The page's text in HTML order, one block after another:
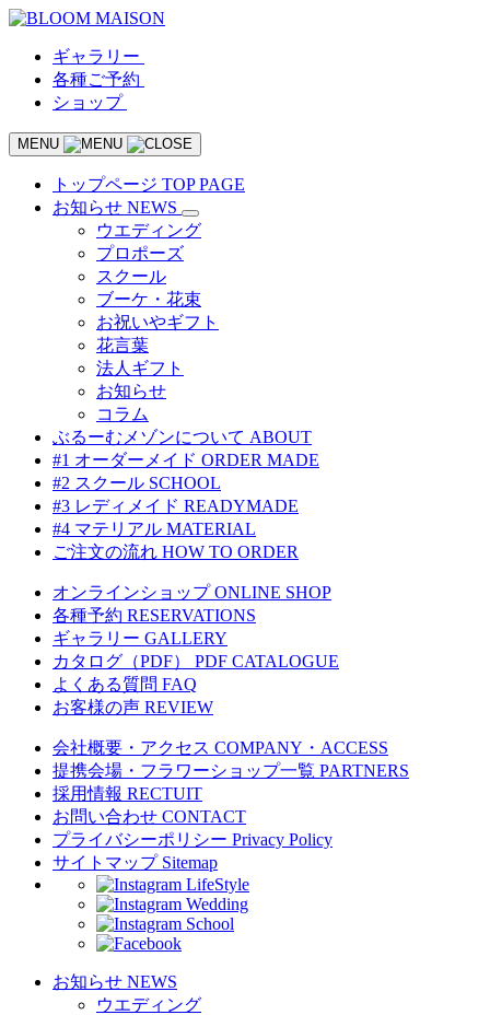
ギャラリー
各種ご予約
ショップ
MENU
トップページ TOP PAGE
お知らせ NEWS
ウエディング
プロポーズ
スクール
ブーケ・花束
お祝いやギフト
花言葉
法人ギフト
お知らせ
コラム
ぶるーむメゾンについて ABOUT
#1 オーダーメイド ORDER MADE
#2 スクール SCHOOL
#3 レディメイド READYMADE
#4 マテリアル MATERIAL
ご注文の流れ HOW TO ORDER
オンラインショップ ONLINE SHOP
各種予約 RESERVATIONS
ギャラリー GALLERY
カタログ（PDF）
PDF CATALOGUE
よくある質問 FAQ
お客様の声 REVIEW
会社概要・アクセス COMPANY・ACCESS
提携会場・フラワーショップ一覧 PARTNERS
採用情報 RECTUIT
お問い合わせ CONTACT
プライバシーポリシー Privacy Policy
サイトマップ Sitemap
LifeStyle
Wedding
School
お知らせ NEWS
ウエディング